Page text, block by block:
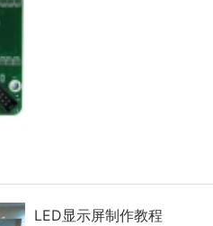
LED显示屏制作教程